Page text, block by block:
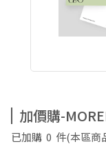
加價購-
已加購 0 件(本區商